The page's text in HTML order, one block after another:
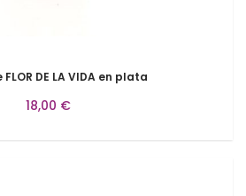
DE LA VIDA en plata
18,00 €